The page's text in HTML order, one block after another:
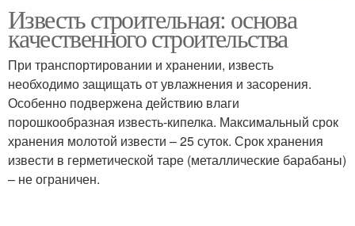
Хлорная известь Гашеная известь
Извести в качественных
характеристиках
Разница между
строительной известью
Известь для
Известь строительная: основа
качественного строительства
При транспортировании и хранении, известь
необходимо защищать от увлажнения и засорения.
Особенно подвержена действию влаги
порошкообразная известь-кипелка. Максимальный срок
хранения молотой извести – 25 суток. Срок хранения
извести в герметической таре (металлические барабаны)
– не ограничен.